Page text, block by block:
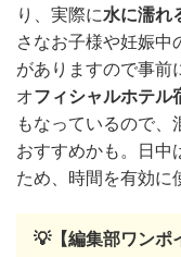
り、実際に水に濡れ
さなお子様や妊娠中
がありますので事前
オフィシャルホテル
もなっているので
おすすめかも。日中
ため、時間を有効に
💡【編集部ワンポ